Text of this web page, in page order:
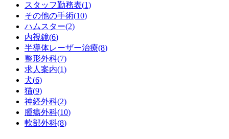
スタッフ勤務表(1)
その他の手術(10)
ハムスター(2)
内視鏡(6)
半導体レーザー治療(8)
整形外科(7)
求人案内(1)
犬(6)
猫(9)
神経外科(2)
腫瘍外科(10)
軟部外科(8)